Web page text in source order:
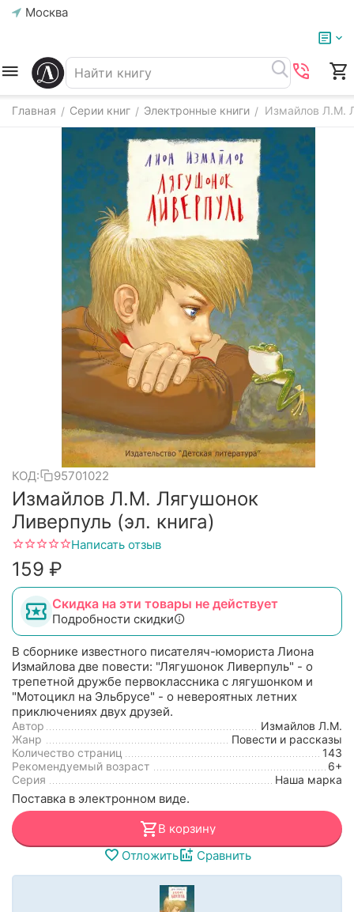
Москва
Главная / Серии книг / Электронные книги / Измайлов Л.М.
КОД: 95701022
Измайлов Л.М. Лягушонок
Ливерпуль (эл. книга)
Написать отзыв
‍159‍ ₽
Скидка на эти товары не действует
Подробности скидки
В сборнике известного писателяч-юмориста Лиона
Измайлова две повести: "Лягушонок Ливерпуль" - о
трепетной дружбе первоклассника с лягушонком и
"Мотоцикл на Эльбрусе" - о невероятных летних
приключениях двух друзей.
Автор
Измайлов Л.М.
Жанр
Повести и рассказы
Количество страниц
143
Рекомендуемый возраст
6+
Серия
Наша марка
Поставка в электронном виде.
В корзину
Отложить
Сравнить